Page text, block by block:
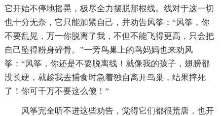
它开始不停地摇晃，极尽全力摆脱那根线。线对于这一切
也十分无奈，它只能加紧自己，并劝告风筝：“风筝，你
不要乱晃，万一你脱离了我，不但不能飞得更高，只会把
自己坠得粉身碎骨。”一旁鸟巢上的鸟妈妈也来劝风
筝：“风筝，你还是不要脱离线！就像我的孩子，翅膀都
没长硬，就趁我去捕食时急着独自离开鸟巢，结果摔死
了！你可千万不要这么傻！”
风筝完全听不进这些劝告，觉得它们都很荒唐，也开